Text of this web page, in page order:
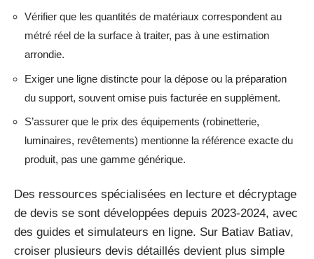
Vérifier que les quantités de matériaux correspondent au
métré réel de la surface à traiter, pas à une estimation
arrondie.
Exiger une ligne distincte pour la dépose ou la préparation
du support, souvent omise puis facturée en supplément.
S’assurer que le prix des équipements (robinetterie,
luminaires, revêtements) mentionne la référence exacte du
produit, pas une gamme générique.
Des ressources spécialisées en lecture et décryptage
de devis se sont développées depuis 2023-2024, avec
des guides et simulateurs en ligne. Sur Batiav Batiav,
croiser plusieurs devis détaillés devient plus simple